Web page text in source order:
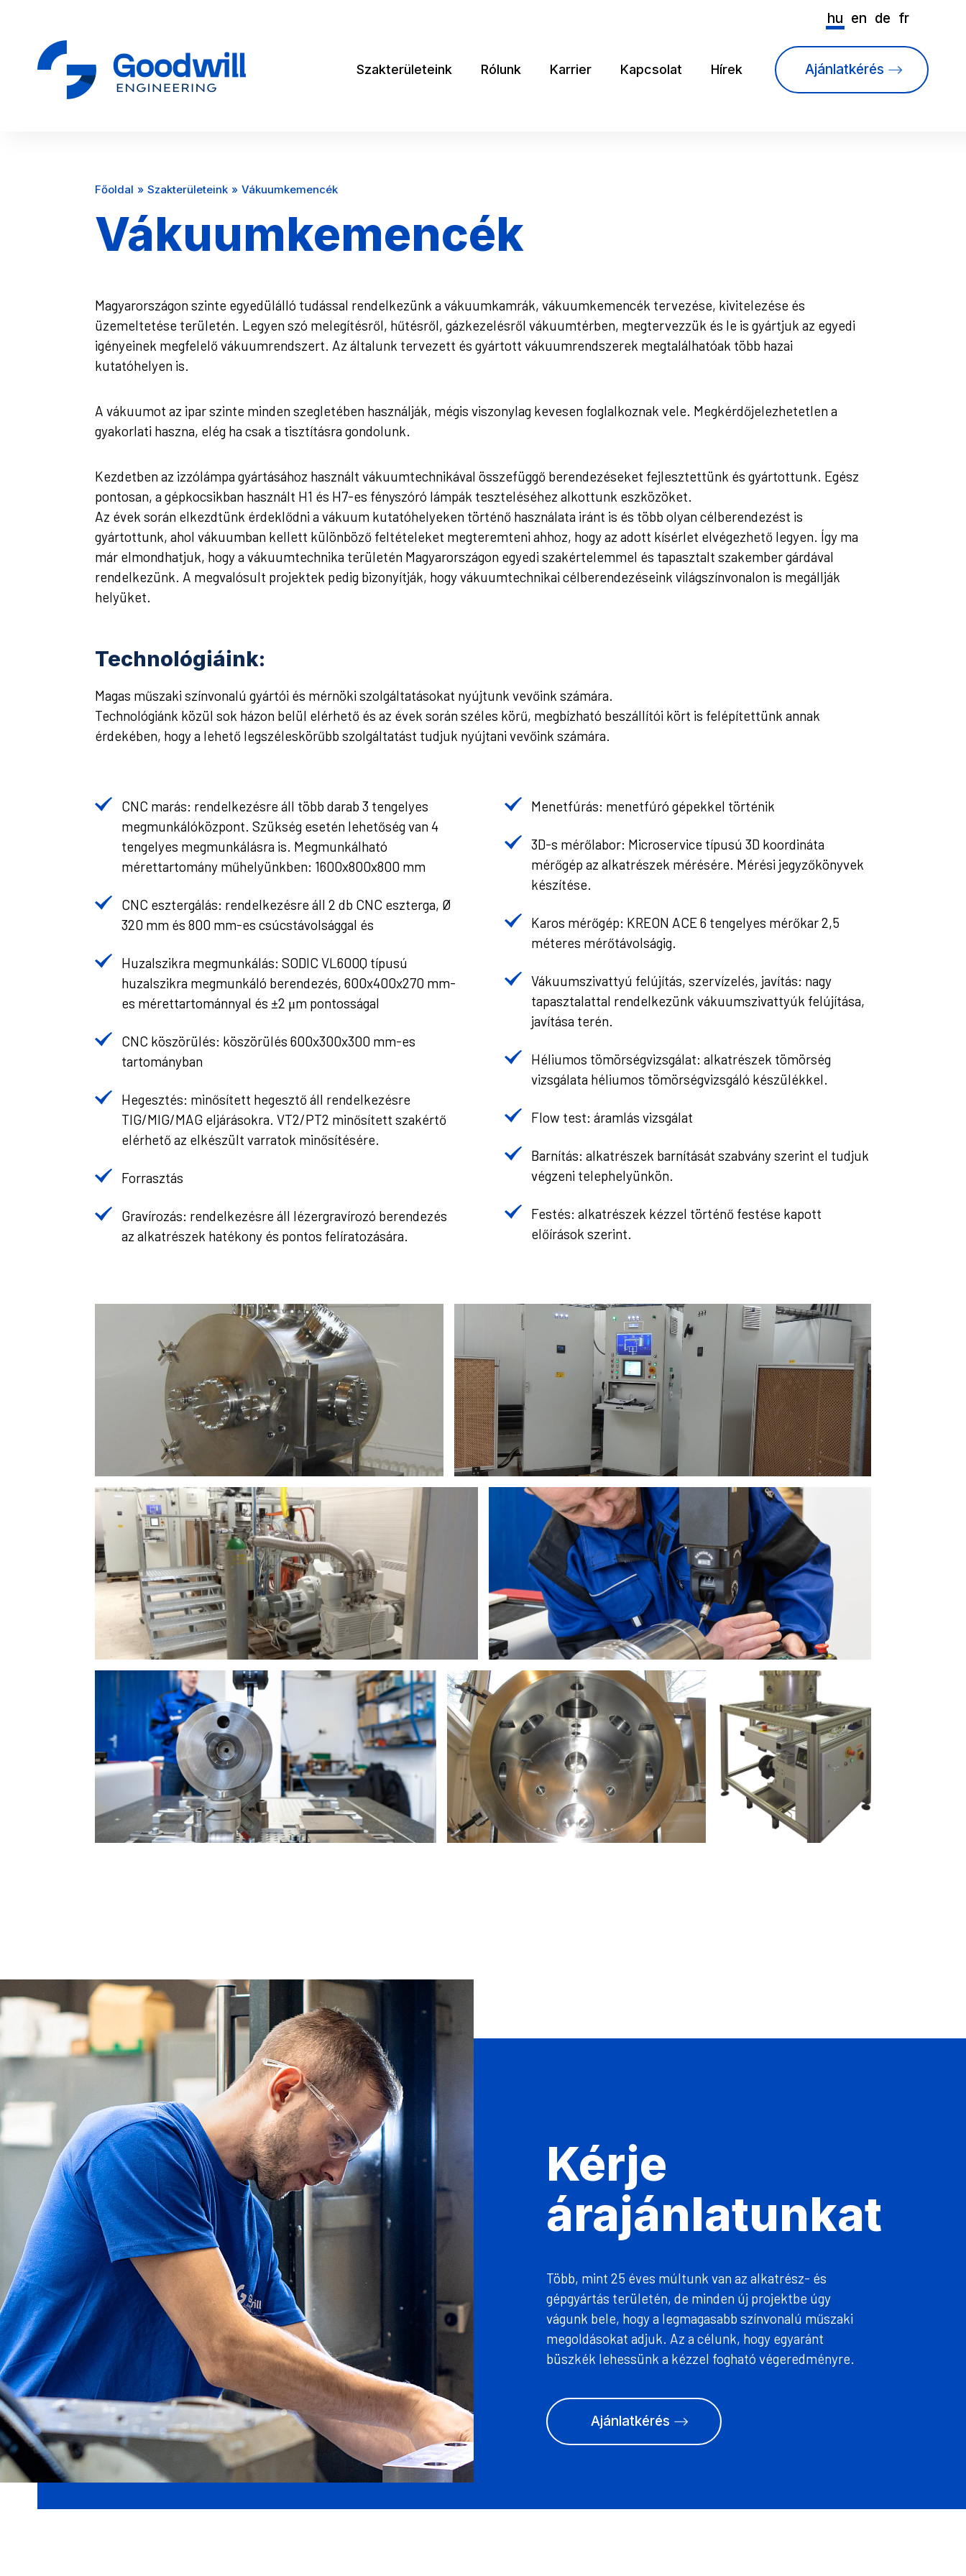
hu en de fr
Szakterületeink Rólunk Karrier Kapcsolat Hírek Ajánlatkérés
Főoldal Szakterületeink Vákuumkemencék
Vákuumkemencék
Magyarországon szinte egyedülálló tudással rendelkezünk a vákuumkamrák, vákuumkemencék tervezése, kivitelezése és
üzemeltetése területén. Legyen szó melegítésről, hűtésről, gázkezelésről vákuumtérben, megtervezzük és le is gyártjuk az egyedi
igényeinek megfelelő vákuumrendszert. Az általunk tervezett és gyártott vákuumrendszerek megtalálhatóak több hazai
kutatóhelyen is.
A vákuumot az ipar szinte minden szegletében használják, mégis viszonylag kevesen foglalkoznak vele. Megkérdőjelezhetetlen a
gyakorlati haszna, elég ha csak a tisztításra gondolunk.
Kezdetben az izzólámpa gyártásához használt vákuumtechnikával összefüggő berendezéseket fejlesztettünk és gyártottunk. Egész
pontosan, a gépkocsikban használt H1 és H7-es fényszóró lámpák teszteléséhez alkottunk eszközöket.
Az évek során elkezdtünk érdeklődni a vákuum kutatóhelyeken történő használata iránt is és több olyan célberendezést is
gyártottunk, ahol vákuumban kellett különböző feltételeket megteremteni ahhoz, hogy az adott kísérlet elvégezhető legyen. Így ma
már elmondhatjuk, hogy a vákuumtechnika területén Magyarországon egyedi szakértelemmel és tapasztalt szakember gárdával
rendelkezünk. A megvalósult projektek pedig bizonyítják, hogy vákuumtechnikai célberendezéseink világszínvonalon is megállják
helyüket.
Technológiáink:
Magas műszaki színvonalú gyártói és mérnöki szolgáltatásokat nyújtunk vevőink számára.
Technológiánk közül sok házon belül elérhető és az évek során széles körű, megbízható beszállítói kört is felépítettünk annak
érdekében, hogy a lehető legszéleskörűbb szolgáltatást tudjuk nyújtani vevőink számára.
CNC marás: rendelkezésre áll több darab 3 tengelyes
megmunkálóközpont. Szükség esetén lehetőség van 4
tengelyes megmunkálásra is. Megmunkálható
mérettartomány műhelyünkben: 1600x800x800 mm
CNC esztergálás: rendelkezésre áll 2 db CNC eszterga, Ø
320 mm és 800 mm-es csúcstávolsággal és
Huzalszikra megmunkálás: SODIC VL600Q típusú
huzalszikra megmunkáló berendezés, 600x400x270 mm-
es mérettartománnyal és ±2 μm pontosságal
CNC köszörülés: köszörülés 600x300x300 mm-es
tartományban
Hegesztés: minősített hegesztő áll rendelkezésre
TIG/MIG/MAG eljárásokra. VT2/PT2 minősített szakértő
elérhető az elkészült varratok minősítésére.
Forrasztás
Gravírozás: rendelkezésre áll lézergravírozó berendezés
az alkatrészek hatékony és pontos felíratozására.
Menetfúrás: menetfúró gépekkel történik
3D-s mérőlabor: Microservice típusú 3D koordináta
mérőgép az alkatrészek mérésére. Mérési jegyzőkönyvek
készítése.
Karos mérőgép: KREON ACE 6 tengelyes mérőkar 2,5
méteres mérőtávolságig.
Vákuumszivattyú felújítás, szervízelés, javítás: nagy
tapasztalattal rendelkezünk vákuumszivattyúk felújítása,
javítása terén.
Héliumos tömörségvizsgálat: alkatrészek tömörség
vizsgálata héliumos tömörségvizsgáló készülékkel.
Flow test: áramlás vizsgálat
Barnítás: alkatrészek barnítását szabvány szerint el tudjuk
végzeni telephelyünkön.
Festés: alkatrészek kézzel történő festése kapott
előírások szerint.
Kérje
árajánlatunkat
Több, mint 25 éves múltunk van az alkatrész- és
gépgyártás területén, de minden új projektbe úgy
vágunk bele, hogy a legmagasabb színvonalú műszaki
megoldásokat adjuk. Az a célunk, hogy egyaránt
büszkék lehessünk a kézzel fogható végeredményre.
Ajánlatkérés